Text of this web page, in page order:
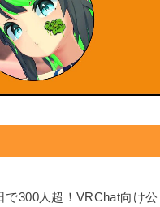
で300人超！VRChat向け公